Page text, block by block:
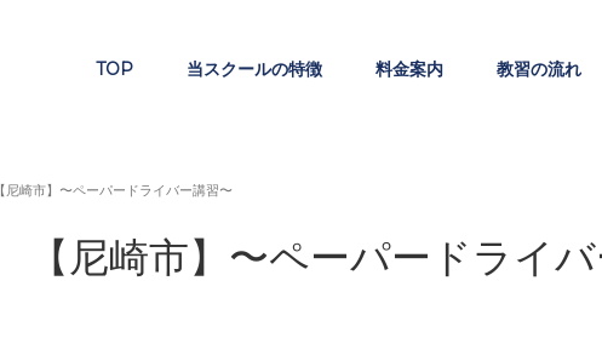
TOP 当スクールの特徴 料金案内 教習の流れ
【尼崎市】〜ペーパードライバー講習〜
【尼崎市】〜ペーパードライ